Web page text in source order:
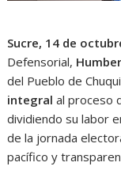
Sucre, 14 de
Defensorial,
del Pueblo de
integral al proceso
dividiendo su labor
de la jornada
pacífico y